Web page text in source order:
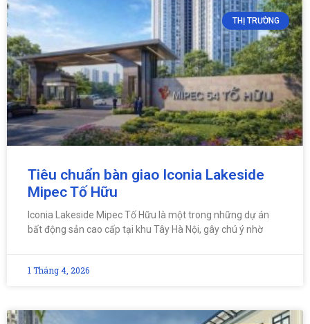
THỊ TRƯỜNG
Tiêu chuẩn bàn giao Iconia Lakeside
Mipec Tố Hữu
Iconia Lakeside Mipec Tố Hữu là một trong những dự án
bất động sản cao cấp tại khu Tây Hà Nội, gây chú ý nhờ
1 Tháng 4, 2026